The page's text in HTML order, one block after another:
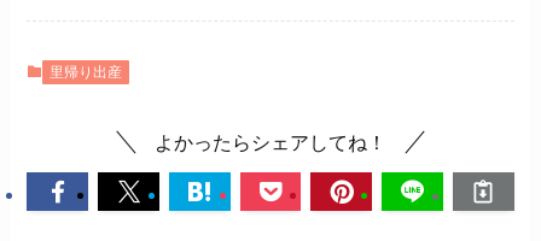
里帰り出産
よかったらシェアしてね！